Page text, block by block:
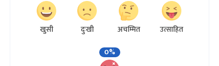
खुसी दुःखी अचम्मित
उत्साहित
0%